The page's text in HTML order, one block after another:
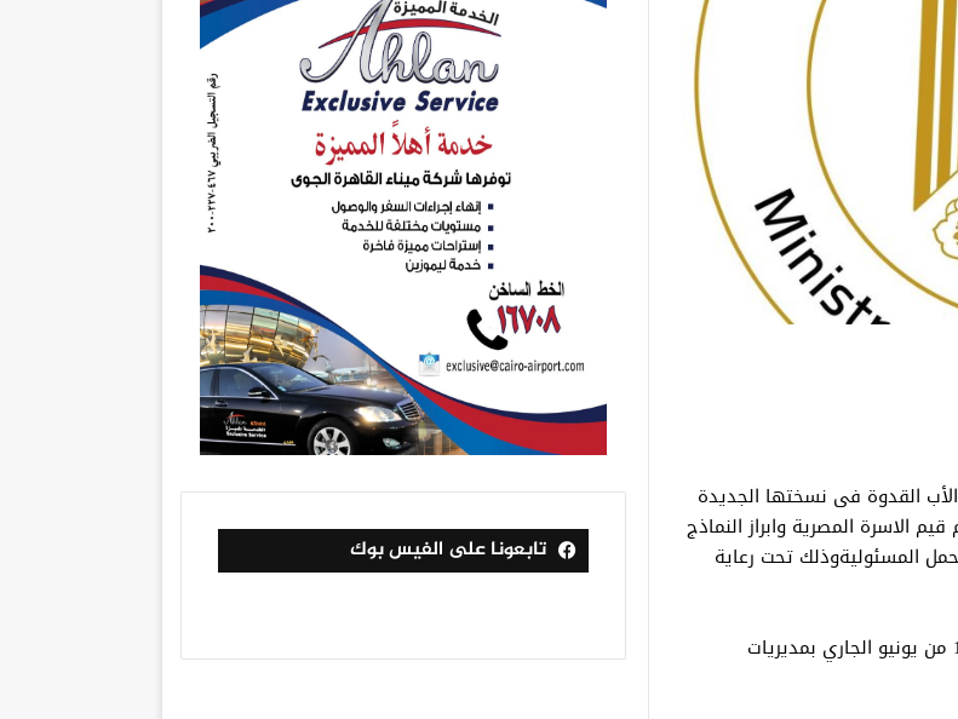
القدوة فى نسختها الجديدة
لدعم قيم الاسرة المصرية وابراز النماذج
المسئوليةوذلك تحت رعاية
ويستمر استقبال طلبات الراغبين فى الترشح حتى الاثنين 15 من يونيو الجاري بمديريات
تابعونا على الفيس بوك